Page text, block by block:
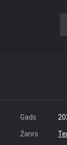
Gads
Žanrs